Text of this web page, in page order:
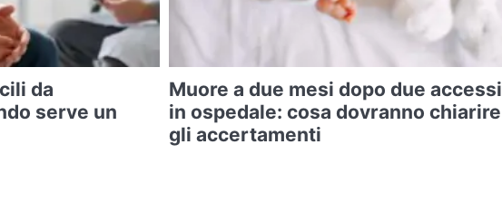
da
serve un
Muore a due mesi dopo due accessi
in ospedale: cosa dovranno chiarire
gli accertamenti